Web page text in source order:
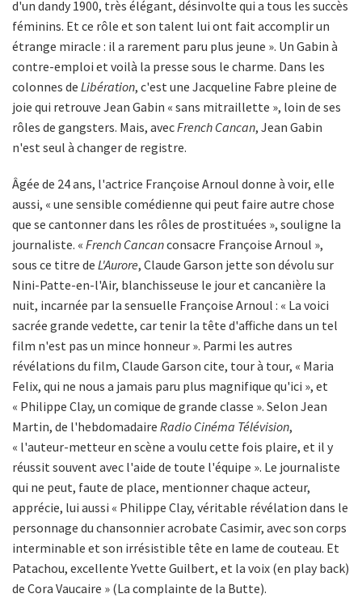
d'un dandy 1900, très élégant, désinvolte qui a tous les succès
féminins. Et ce rôle et son talent lui ont fait accomplir un
étrange miracle : il a rarement paru plus jeune ». Un Gabin à
contre-emploi et voilà la presse sous le charme. Dans les
colonnes de Libération, c'est une Jacqueline Fabre pleine de
joie qui retrouve Jean Gabin « sans mitraillette », loin de ses
rôles de gangsters. Mais, avecFrench Cancan, Jean Gabin
n'est seul à changer de registre.
Âgée de 24 ans, l'actrice Françoise Arnoul donne à voir, elle
aussi, « une sensible comédienne qui peut faire autre chose
que se cantonner dans les rôles de prostituées », souligne la
journaliste. « French Cancanconsacre Françoise Arnoul »,
sous ce titre de L'Aurore, Claude Garson jette son dévolu sur
Nini-Patte-en-l'Air, blanchisseuse le jour et cancanière la
nuit, incarnée par la sensuelle Françoise Arnoul : « La voici
sacrée grande vedette, car tenir la tête d'affiche dans un tel
film n'est pas un mince honneur ». Parmi les autres
révélations du film, Claude Garson cite, tour à tour, « Maria
Felix, qui ne nous a jamais paru plus magnifique qu'ici », et
« Philippe Clay, un comique de grande classe ». Selon Jean
Martin, de l'hebdomadaire Radio Cinéma Télévision,
« l'auteur-metteur en scène a voulu cette fois plaire, et il y
réussit souvent avec l'aide de toute l'équipe ». Le journaliste
qui ne peut, faute de place, mentionner chaque acteur,
apprécie, lui aussi « Philippe Clay, véritable révélation dans le
personnage du chansonnier acrobate Casimir, avec son corps
interminable et son irrésistible tête en lame de couteau. Et
Patachou, excellente Yvette Guilbert, et la voix (en play back)
de Cora Vaucaire » (La complainte de la Butte).